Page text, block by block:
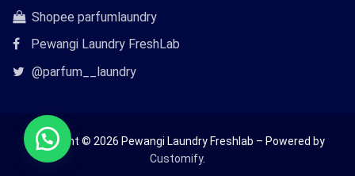
Instagram
Tautan
Shopee
Shopee parfumlaundry
Pewangi Laundry FreshLab
Tautan@parfum__laundry
Copyright © 2026 Pewangi Laundry Freshlab – Powered by
Customify.